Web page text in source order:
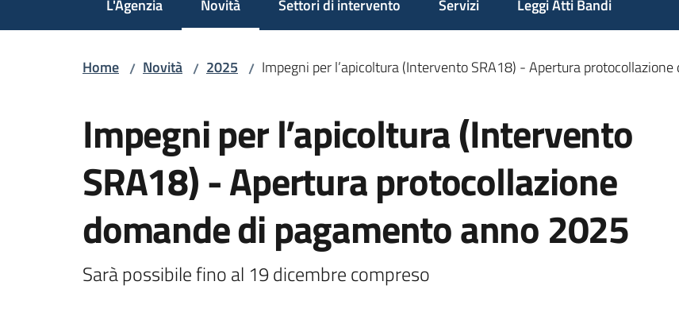
L'Agenzia Novità
Menu selezionatoSettori di intervento Servizi Leggi Atti Bandi
Home / Novità / 2025 / Impegni per l’apicoltura (Intervento SRA18) - Apertura
Impegni per l’apicoltura (Intervento
SRA18) - Apertura protocollazione
domande di pagamento anno 2025
Sarà possibile fino al 19 dicembre compreso